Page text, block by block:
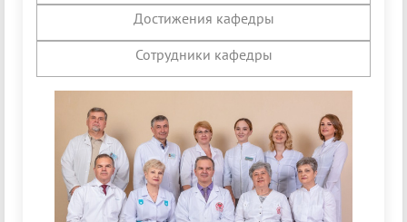
Достижения кафедры
Сотрудники кафедры